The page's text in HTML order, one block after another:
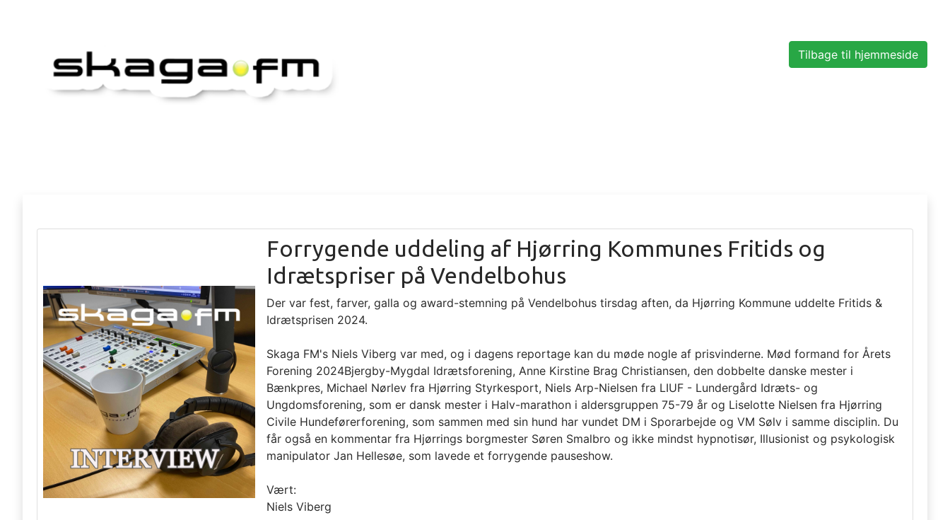
Tilbage til hjemmeside
Forrygende uddeling af Hjørring Kommunes Fritids og
Idrætspriser på Vendelbohus
Der var fest, farver, galla og award-stemning på Vendelbohus tirsdag aften, da Hjørring Kommune uddelte Fritids &
Idrætsprisen 2024.
Skaga FM's Niels Viberg var med, og i dagens reportage kan du møde nogle af prisvinderne. Mød formand for Årets
Forening 2024Bjergby-Mygdal Idrætsforening, Anne Kirstine Brag Christiansen, den dobbelte danske mester i
Bænkpres, Michael Nørlev fra Hjørring Styrkesport, Niels Arp-Nielsen fra LIUF - Lundergård Idræts- og
Ungdomsforening, som er dansk mester i Halv-marathon i aldersgruppen 75-79 år og Liselotte Nielsen fra Hjørring
Civile Hundeførerforening, som sammen med sin hund har vundet DM i Sporarbejde og VM Sølv i samme disciplin. Du
får også en kommentar fra Hjørrings borgmester Søren Smalbro og ikke mindst hypnotisør, Illusionist og psykologisk
manipulator Jan Hellesøe, som lavede et forrygende pauseshow.
Vært:
Niels Viberg